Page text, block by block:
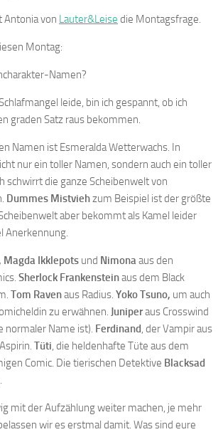
Antonia von Lauter&Leise die Montagsfrage.
Montag:
Namen?
leide, bin ich gespannt, ob ich
graden Satz raus bekommen.
Namen ist Esmeralda Wetterwachs . In
nur ein toller Namen, sondern auch ein toller
schwirrt die ganze Scheibenwelt von
Dummes Mistviehzum Beispiel ist der größte
aber bekommt als Kamel leider
Anerkennung.
Magda Ikklepots und Nimona aus den
Sherlock Frankensteinaus dem Black
Tom Ravenaus Radius. Yoko Tsuno, um auch
zu erwähnen. Juniperaus Crosswind
normaler Name ist). Ferdinand , der Vampir aus
Tüti , die heldenhafte Tüte aus dem
Comic. Die tierischen Detektive Blacksad
mit der Aufzählung weiter machen, je mehr
wir es erstmal damit. Was sind eure